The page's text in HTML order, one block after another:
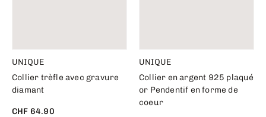
UNIQUE
Collier trèfle avec gravure
diamant
CHF 64.90
UNIQUE
Collier en argent 925 plaqué
or Pendentif en forme de
coeur